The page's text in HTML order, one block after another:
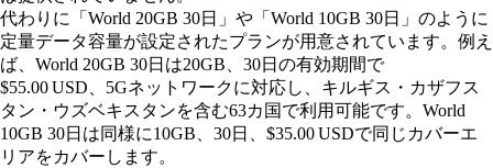
代わりに「World 20GB 30日」や「World 10GB 30日」のように
定量データ容量が設定されたプランが用意されています。例え
ば、World 20GB 30日は20GB、30日の有効期間で
$55.00 USD、5Gネットワークに対応し、キルギス・カザフス
タン・ウズベキスタンを含む63カ国で利用可能です。World
10GB 30日は同様に10GB、30日、$35.00 USDで同じカバーエ
リアをカバーします。